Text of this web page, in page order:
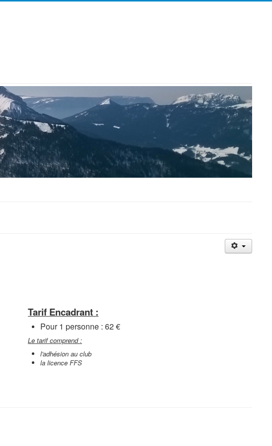
Tarif Encadrant :
Pour 1 personne : 62 €
Le tarif comprend :
l'adhésion au club
la licence FFS